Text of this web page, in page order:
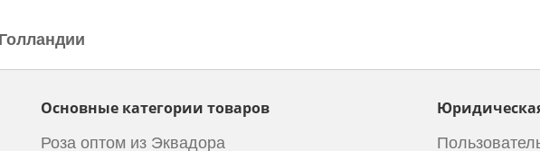
Основные категории товаров
Роза оптом из Эквадора